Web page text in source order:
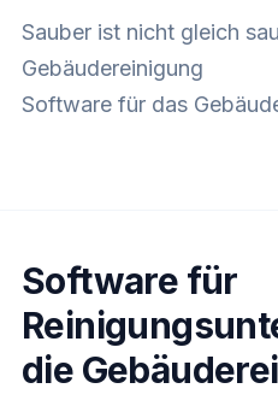
Sauber ist nicht gleich
Gebäudereinigung
Software für das
Software für
die